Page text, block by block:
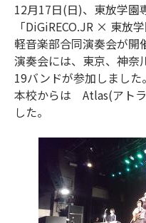
12月17日(日)、東放学園
「DiGiRECO.JR × 東放学
軽音楽部合同演奏会が開
演奏会には、東京、神奈
19バンドが参加しました。
本校からは Atlas(アト
した。